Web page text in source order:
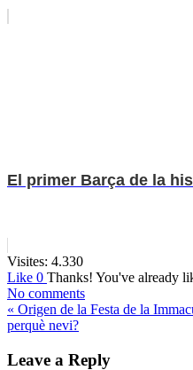
El primer Barça de la
Visites: 4.330
Like 0 Thanks! You've already
No comments
« Origen de la Festa de la
perquè nevi?
Leave a Reply